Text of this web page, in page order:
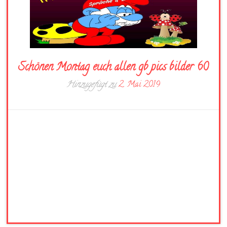
Schönen Montag euch allen gb pics bilder 60
Hinzugefügt zu2. Mai 2019